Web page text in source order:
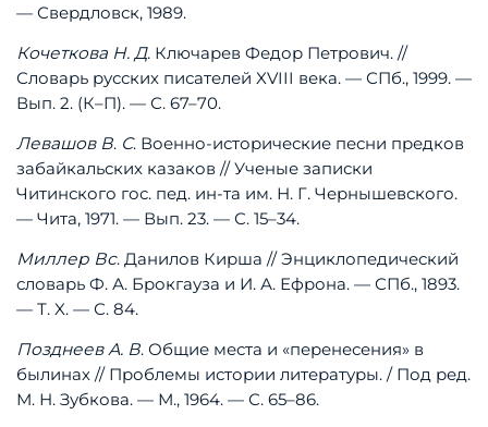
— Свердловск, 1989.
Кочеткова Н. Д. Ключарев Федор Петрович. //
Словарь русских писателей XVIII века. — СПб., 1999. —
Вып. 2. (К–П). — С. 67–70.
Левашов В. С. Военно-исторические песни предков
забайкальских казаков // Ученые записки
Читинского гос. пед. ин-та им. Н. Г. Чернышевского.
— Чита, 1971. — Вып. 23. — С. 15–34.
Миллер Вс. Данилов Кирша // Энциклопедический
словарь Ф. А. Брокгауза и И. А. Ефрона. — СПб., 1893.
— Т. X. — С. 84.
Позднеев А. В. Общие места и «перенесения» в
былинах // Проблемы истории литературы. / Под ред.
М. Н. Зубкова. — М., 1964. — С. 65–86.